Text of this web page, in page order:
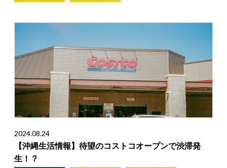
2024.08.24
【沖縄生活情報】待望のコストコオープンで渋滞発
生！？